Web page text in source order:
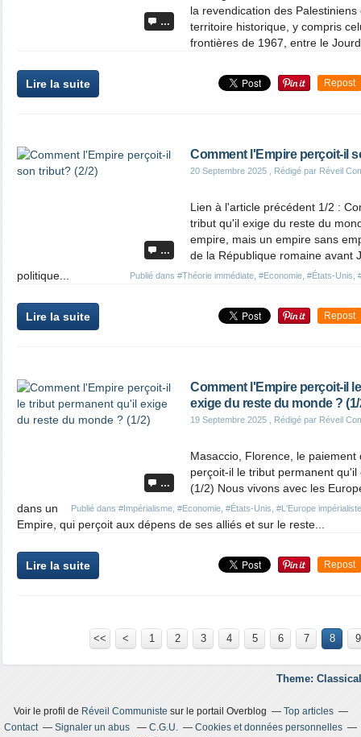
…
la revendication des
territoire historique, y compris
frontières de 1967, entre le
Lire la suite Repost
…
Comment l'Empire perçoit-il
20 Septembre 2025 , Rédigé par Réveil
Publié dans #Théorie immédiate #Economie #États-Unis
Lien à l'article précédent 1/2 :
tribut qu'il exige du reste du
empire, mais un empire sans
de la République romaine avant
politique...
Lire la suite Repost
…
Comment l'Empire perçoit-il
exige du reste du monde ? (1/
19 Septembre 2025 , Rédigé par Réveil
Publié dans #Impérialisme #Economie #États-Unis #L'Europe
Masaccio, Florence, le
perçoit-il le tribut permanent
(1/2) Nous vivons avec les
dans un
Empire, qui perçoit aux dépens de ses alliés et sur le reste...
Lire la suite Repost
<< < 1 2 3 4 5 6 7 8 9
Theme:
Voir le profil de Réveil Communiste sur le portail Overblog
Top articles
Contact
Signaler un abus C.G.U.
Cookies et données personnelles